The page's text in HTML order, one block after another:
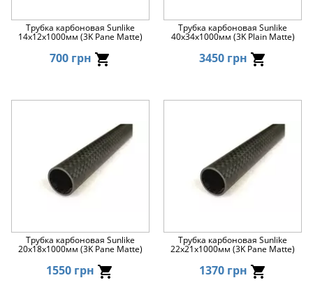
Трубка карбоновая Sunlike
14x12x1000мм (3K Pane Matte)
700 грн
Трубка карбоновая Sunlike
40x34x1000мм (3K Plain Matte)
3450 грн
Трубка карбоновая Sunlike
20x18x1000мм (3K Pane Matte)
1550 грн
Трубка карбоновая Sunlike
22x21x1000мм (3K Pane Matte)
1370 грн